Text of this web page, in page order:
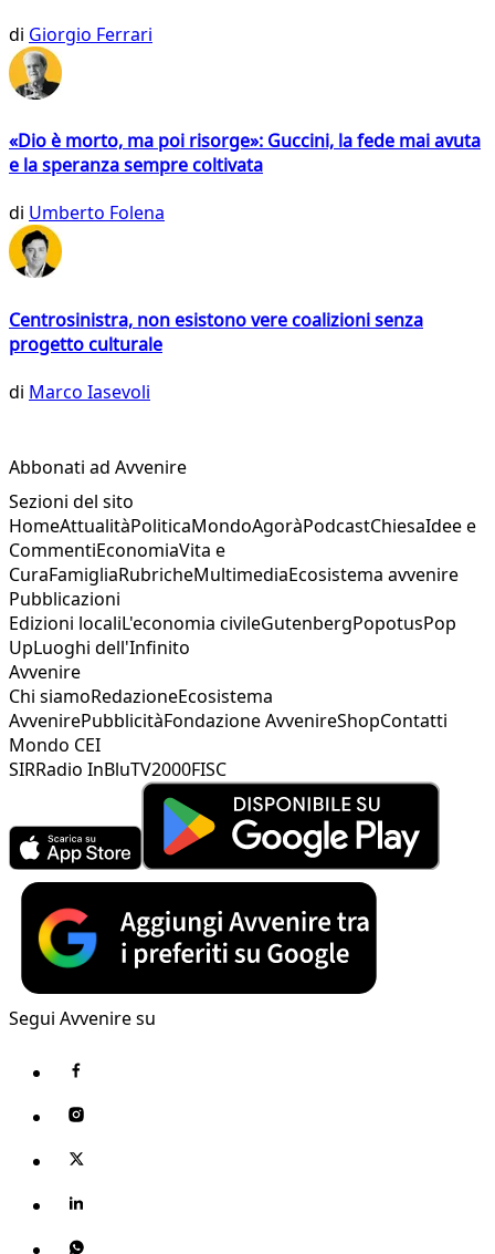
di Giorgio Ferrari
«Dio è morto, ma poi risorge»: Guccini, la fede mai avuta
e la speranza sempre coltivata
di Umberto Folena
Centrosinistra, non esistono vere coalizioni senza
progetto culturale
di Marco Iasevoli
Abbonati ad Avvenire
Sezioni del sito
HomeAttualitàPoliticaMondoAgoràPodcastChiesaIdee e
CommentiEconomiaVita e
CuraFamigliaRubricheMultimediaEcosistema avvenire
Pubblicazioni
Edizioni localiL'economia civileGutenbergPopotusPop
UpLuoghi dell'Infinito
Avvenire
Chi siamoRedazioneEcosistema
AvvenirePubblicitàFondazione AvvenireShopContatti
Mondo CEI
SIRRadio InBluTV2000FISC
Segui Avvenire su